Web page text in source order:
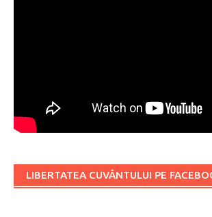
LIBERTATEA CUVÂNTULUI PE